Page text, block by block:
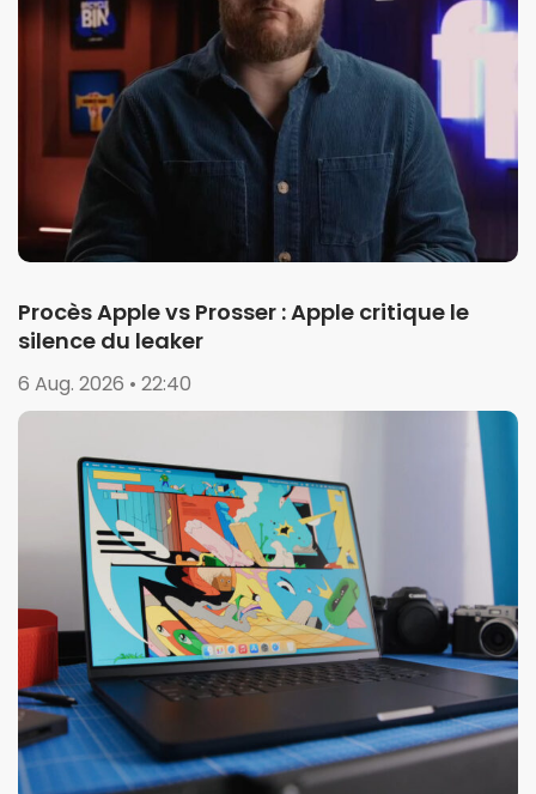
Procès Apple vs Prosser : Apple critique le
silence du leaker
6 Aug. 2026 • 22:40